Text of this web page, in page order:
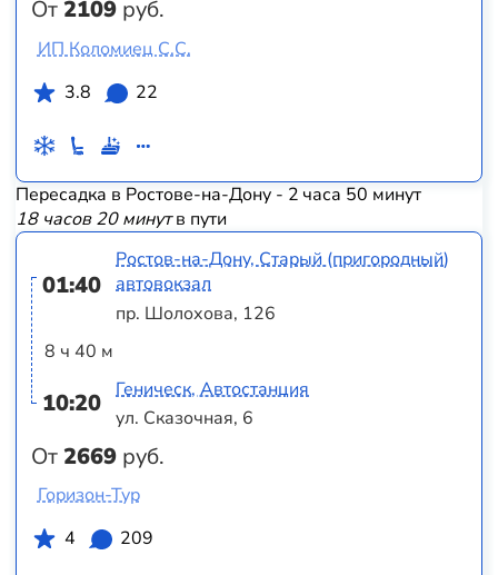
От2109 руб.
ИП Коломиец С.С.
3.8
22
Пересадка в Ростове-на-Дону - 2 часа 50 минут
18 часов 20 минутв пути
01:40
8 ч 40 м
10:20
От2669 руб.
Ростов-на-Дону, Старый (пригородный)
автовокзал
пр. Шолохова, 126
Геническ, Автостанция
ул. Сказочная, 6
Горизон-Тур
4
209